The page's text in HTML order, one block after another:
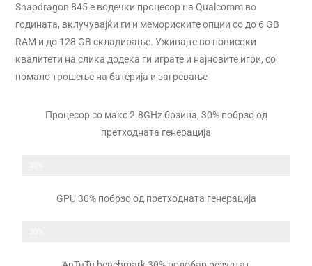
Snapdragon 845 е водечки процесор на Qualcomm во
годината, вклучувајќи ги и мемориските опции со до 6 GB
RAM и до 128 GB складирање. Уживајте во повисоки
квалитети на слика додека ги играте и најновите игри, со
помало трошење на батерија и загревање
Процесор со макс 2.8GHz брзина, 30% побрзо од
претходната генерација
GPU 30% побрзо од претходната генерација